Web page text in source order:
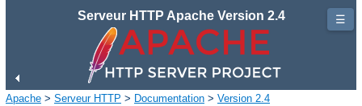
Serveur HTTP Apache Version 2.4
Apache > Serveur HTTP > Documentation > Version 2.4
☰